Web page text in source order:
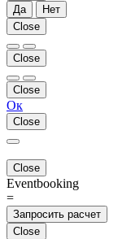
Да
Нет
Close
Close
Close
Ок
Close
Close
Eventbooking
=
Запросить расчет
Close